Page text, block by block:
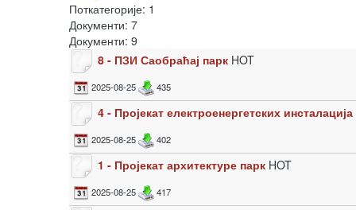
Поткатегорије: 1
Документи: 7
Документи: 9
8 - ПЗИ Саобраћај парк HOT
2025-08-25 435
4 - Пројекат електроенергетских инсталација
2025-08-25 402
1 - Пројекат архитектуре парк HOT
2025-08-25 417